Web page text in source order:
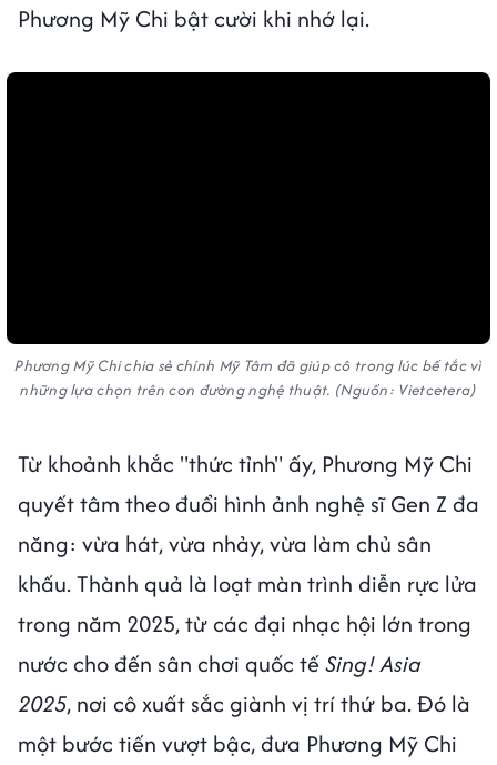
Phương Mỹ Chi bật cười khi nhớ lại.
Phương Mỹ Chi chia sẻ chính Mỹ Tâm đã giúp cô trong lúc bế tắc vì
những lựa chọn trên con đường nghệ thuật. (Nguồn: Vietcetera)
Từ khoảnh khắc "thức tỉnh" ấy, Phương Mỹ Chi
quyết tâm theo đuổi hình ảnh nghệ sĩ Gen Z đa
năng: vừa hát, vừa nhảy, vừa làm chủ sân
khấu. Thành quả là loạt màn trình diễn rực lửa
trong năm 2025, từ các đại nhạc hội lớn trong
nước cho đến sân chơi quốc tế Sing! Asia
2025, nơi cô xuất sắc giành vị trí thứ ba. Đó là
một bước tiến vượt bậc, đưa Phương Mỹ Chi